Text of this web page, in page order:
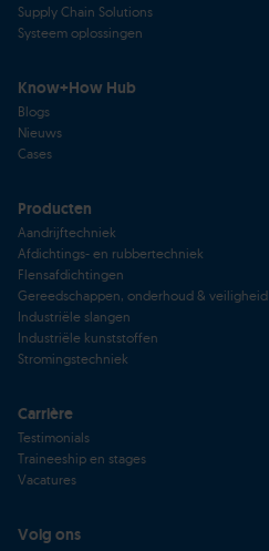
Supply Chain Solutions
Systeem oplossingen
Know+How Hub
Blogs
Nieuws
Cases
Producten
Aandrijftechniek
Afdichtings- en rubbertechniek
Flensafdichtingen
Gereedschappen, onderhoud & veiligheid
Industriële slangen
Industriële kunststoffen
Stromingstechniek
Carrière
Testimonials
Traineeship en stages
Vacatures
Volg ons